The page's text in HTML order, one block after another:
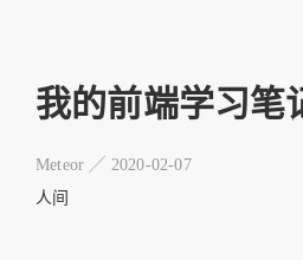
我的前端学习笔
Meteor ╱ 2020-02-07
人间